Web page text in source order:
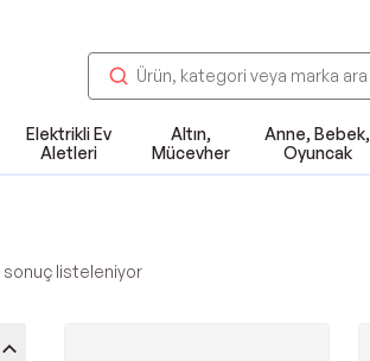
Elektrikli Ev
Aletleri
Altın,
Mücevher
Anne, Bebek,
Oyuncak
sonuç listeleniyor